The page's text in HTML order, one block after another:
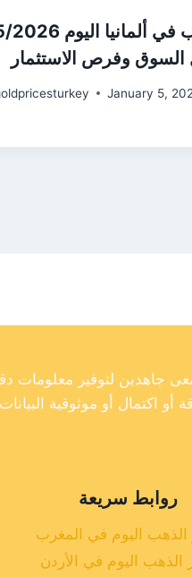
أسعار الذهب في ألمانيا
السوق وفرص الاستثمار
January 5,
روابط سريعة
اليوم في المغرب
الذهب اليوم في الأردن